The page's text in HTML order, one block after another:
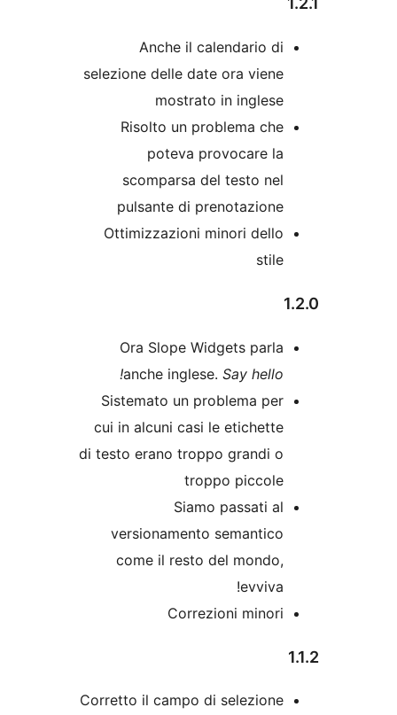
Anche il calendario
selezione delle date ora
mostrato in
Risolto un problema
poteva provocare
scomparsa del testo
pulsante di
Ottimizzazioni minori
Ora Slope Widgets
anche inglese.
Sistemato un problema
cui in alcuni casi le
di testo erano troppo grandi
Siamo passati
versionamento
come il resto del
Correzioni
Corretto il campo di